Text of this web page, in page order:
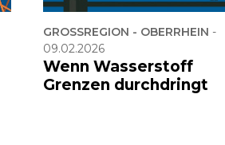
GROSSREGION - OBERRHEIN -
09.02.2026
Wenn Wasserstoff
Grenzen durchdringt